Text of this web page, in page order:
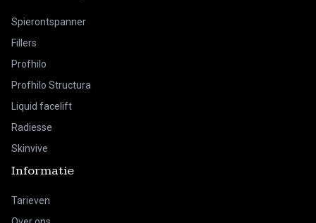
Spierontspanner
Fillers
Profhilo
Profhilo Structura
Liquid facelift
Radiesse
Skinvive
Informatie
Tarieven